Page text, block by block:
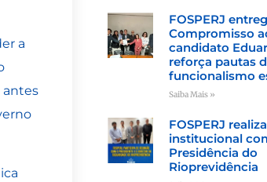
a
antes
FOSPERJ
Compromisso
candidato
reforça pautas
funcionalismo
Saiba Mais »
FOSPERJ
institucional
Presidência do
Rioprevidência